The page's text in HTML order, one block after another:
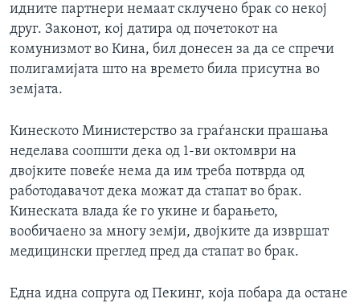
идните партнери немаат склучено брак со некој
друг. Законот, кој датира од почетокот на
комунизмот во Кина, бил донесен за да се спречи
полигамијата што на времето била присутна во
земјата.
Кинеското Министерство за граѓански прашања
неделава соопшти дека од 1-ви октомври на
двојките повеќе нема да им треба потврда од
работодавачот дека можат да стапат во брак.
Кинеската влада ќе го укине и барањето,
вообичаено за многу земји, двојките да извршат
медицински преглед пред да стапат во брак.
Една идна сопруга од Пекинг, која побара да остане